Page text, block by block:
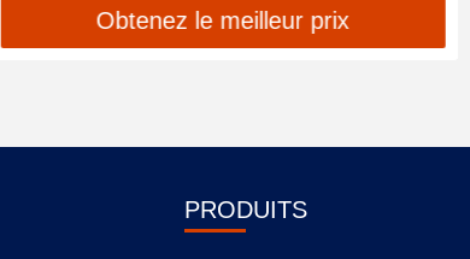
Obtenez le meilleur prix
PRODUITS